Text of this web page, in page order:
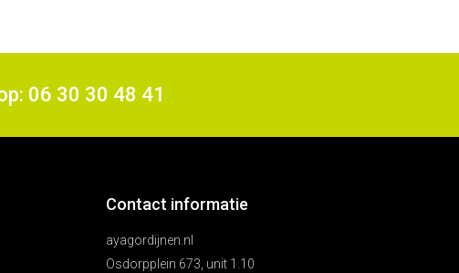
06 30 30 48 41
Contact informatie
ayagordijnen.nl
Osdorpplein 673, unit 1.10